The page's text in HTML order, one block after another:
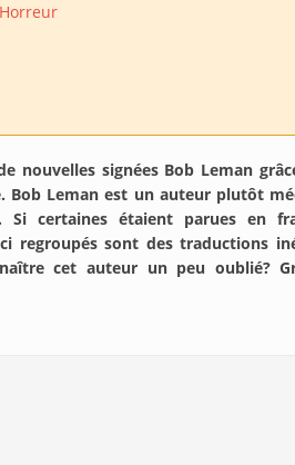
Horreur
nouvelles signées Bob Leman
Bob Leman est un auteur plutôt
certaines étaient parues en
regroupés sont des traductions
cet auteur un peu oublié?